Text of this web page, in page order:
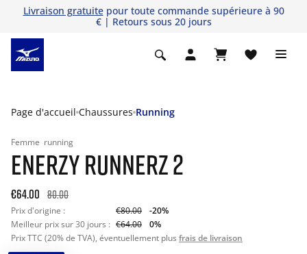
Livraison gratuitepour toute commande supérieure à 90
€ | Retours sous 20 jours
Page d'accueil Chaussures Running
Femme running
ENERZY RUNNERZ 2
€64.00 80.00
Prix d'origine : €80.00
-20%
Meilleur prix sur 30 jours : €64.00
0%
Prix TTC (20% de TVA), éventuellement plus frais de livraison